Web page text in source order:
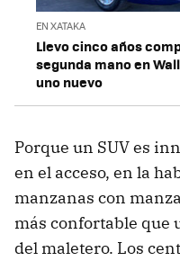
EN XATAKA
Llevo cinco años
segunda mano en
uno nuevo
Porque un SUV es
en el acceso, en la
manzanas con
más confortable que
del maletero. Los